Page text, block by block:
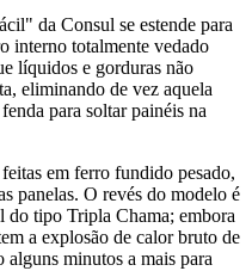
da Consul se estende para
interno totalmente vedado
líquidos e gorduras não
eliminando de vez aquela
para soltar painéis na
em ferro fundido pesado,
panelas. O revés do modelo é
do tipo Tripla Chama; embora
a explosão de calor bruto de
alguns minutos a mais para